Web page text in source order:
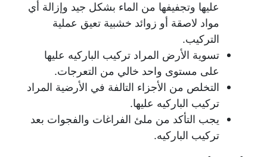
عليها وتجفيفها من الماء بشكل جيد وإزالة أي
مواد لاصقة أو زوائد خشبية تعيق عملية
التركيب.
تسوية الأرض المراد تركيب الباركيه عليها
على مستوى واحد خالي من التعرجات.
التخلص من الأجزاء التالفة في الأرضية المراد
تركيب الباركيه عليها.
يجب التأكد من ملئ الفراغات والفجوات بعد
تركيب الباركيه.